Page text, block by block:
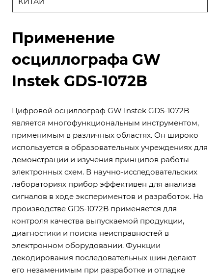
Применение
осциллографа GW
Instek GDS-1072B
Цифровой осциллограф GW Instek GDS-1072B
является многофункциональным инструментом,
применимым в различных областях. Он широко
используется в образовательных учреждениях для
демонстрации и изучения принципов работы
электронных схем. В научно-исследовательских
лабораториях прибор эффективен для анализа
сигналов в ходе экспериментов и разработок. На
производстве GDS-1072B применяется для
контроля качества выпускаемой продукции,
диагностики и поиска неисправностей в
электронном оборудовании. Функции
декодирования последовательных шин делают
его незаменимым при разработке и отладке